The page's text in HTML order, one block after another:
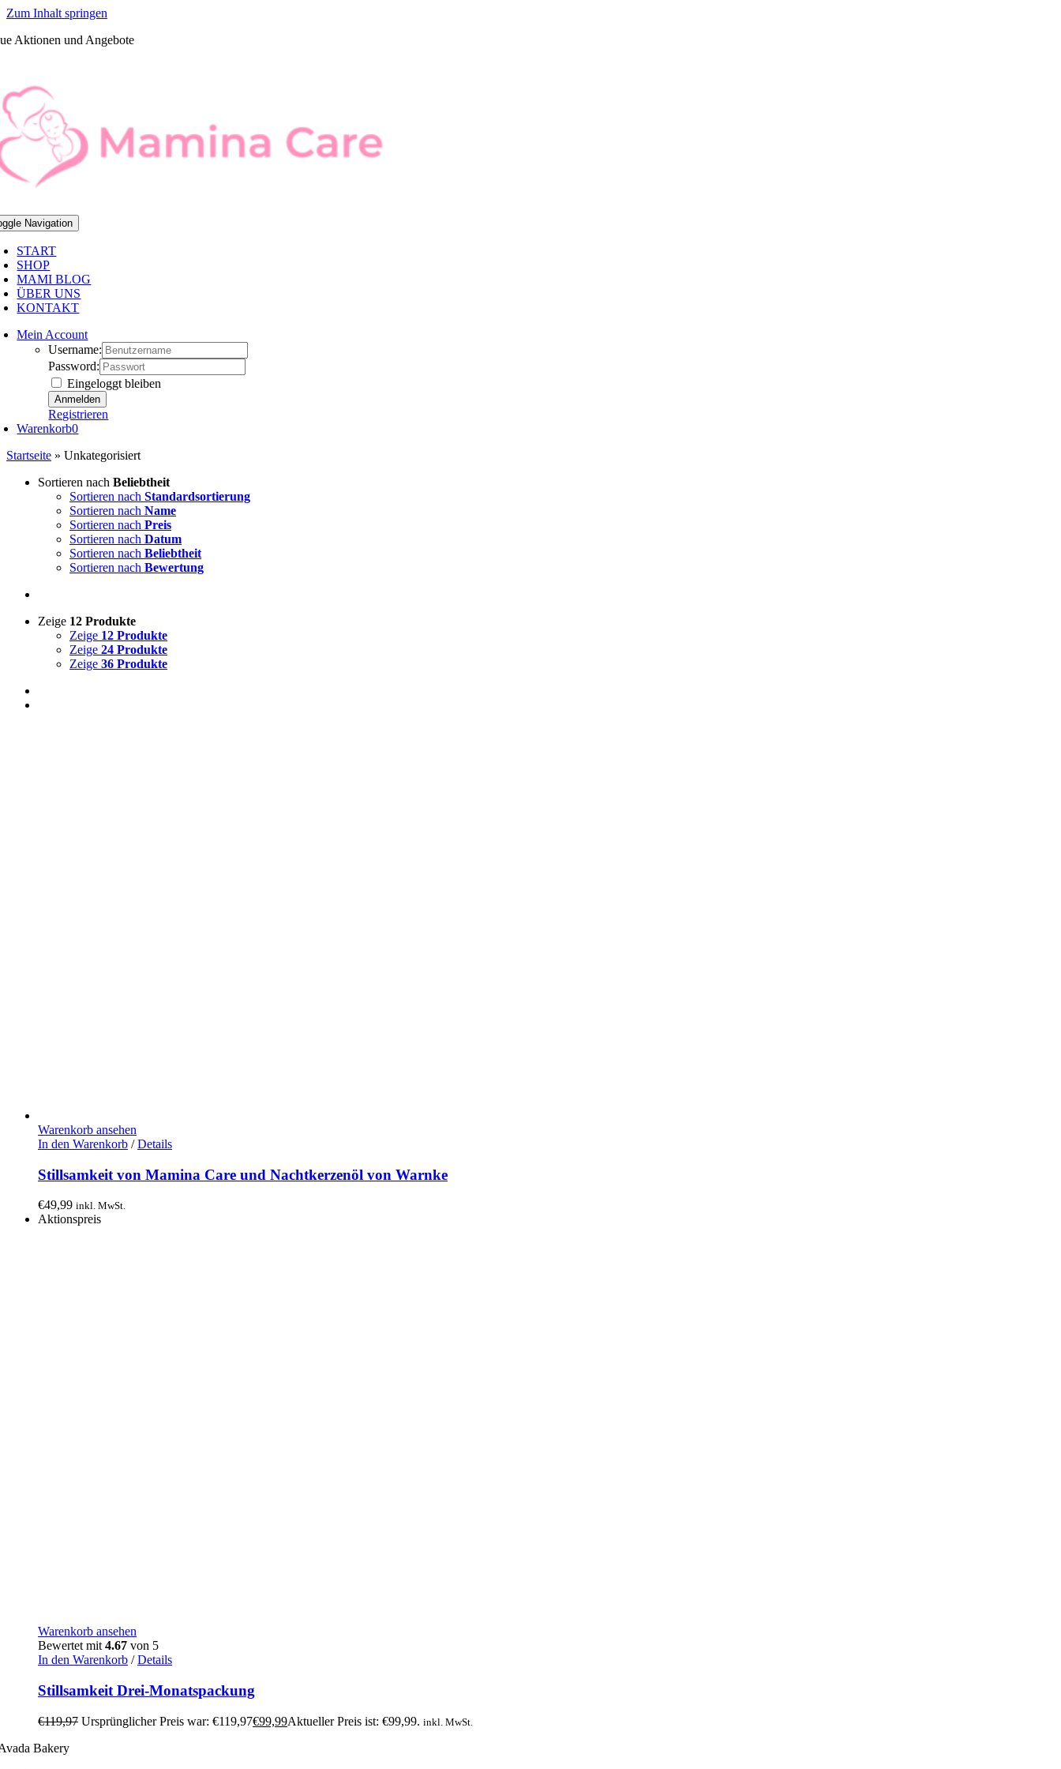
Zum Inhalt springen
Aktionen und Angebote
Navigation
START
SHOP
MAMI BLOG
ÜBER UNS
KONTAKT
Mein Account
Username:
Password:
Eingeloggt bleiben
Registrieren
Warenkorb0
Startseite » Unkategorisiert
Sortieren nach Beliebtheit
Sortieren nach Standardsortierung
Sortieren nach Name
Sortieren nach Preis
Sortieren nach Datum
Sortieren nach Beliebtheit
Sortieren nach Bewertung
Zeige 12 Produkte
Zeige 12 Produkte
Zeige 24 Produkte
Zeige 36 Produkte
Warenkorb ansehen
In den Warenkorb / Details
Stillsamkeit von Mamina Care und Nachtkerzenöl von Warnke
€49,99 inkl. MwSt.
Aktionspreis
Warenkorb ansehen
Bewertet mit4.67 von 5
In den Warenkorb / Details
Stillsamkeit Drei-Monatspackung
€119,97 Ursprünglicher Preis war: €119,97€99,99Aktueller Preis ist: €99,99. inkl. MwSt.